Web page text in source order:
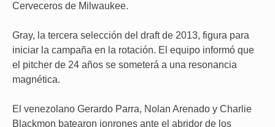
Cerveceros de Milwaukee.
Gray, la tercera selección del draft de 2013, figura para
iniciar la campaña en la rotación. El equipo informó que
el pitcher de 24 años se someterá a una resonancia
magnética.
El venezolano Gerardo Parra, Nolan Arenado y Charlie
Blackmon batearon jonrones ante el abridor de los